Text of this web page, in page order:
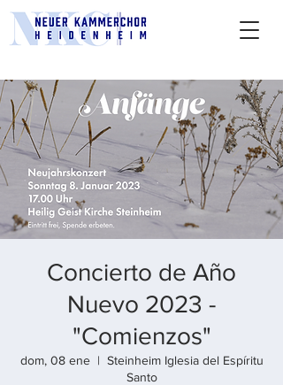
Concierto de Año
Nuevo 2023 -
"Comienzos"
dom, 08 ene
  |
Steinheim Iglesia del Espíritu
Santo